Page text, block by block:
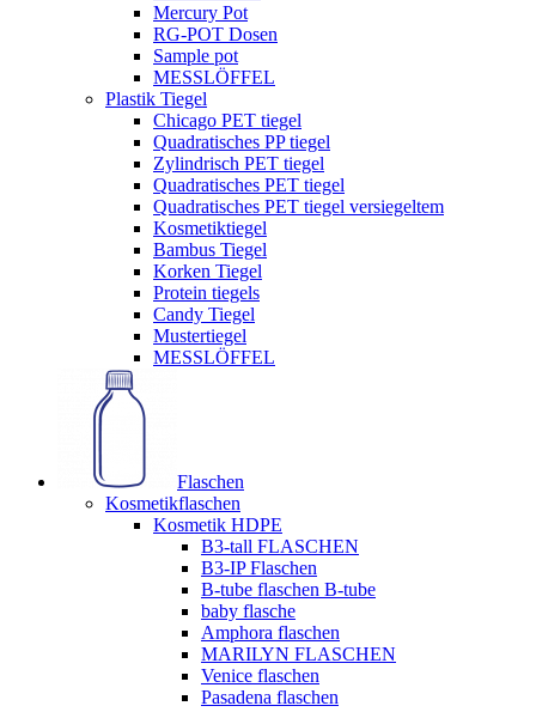
Mercury Pot
RG-POT Dosen
Sample pot
MESSLÖFFEL
Plastik Tiegel
Chicago PET tiegel
Quadratisches PP tiegel
Zylindrisch PET tiegel
Quadratisches PET tiegel
Quadratisches PET tiegel versiegeltem
Kosmetiktiegel
Bambus Tiegel
Korken Tiegel
Protein tiegels
Candy Tiegel
Mustertiegel
MESSLÖFFEL
Flaschen
Kosmetikflaschen
Kosmetik HDPE
B3-tall FLASCHEN
B3-IP Flaschen
B-tube flaschen B-tube
baby flasche
Amphora flaschen
MARILYN FLASCHEN
Venice flaschen
Pasadena flaschen